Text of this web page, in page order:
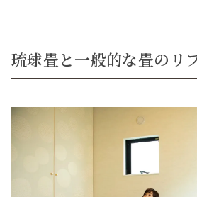
琉球畳と一般的な畳のリ